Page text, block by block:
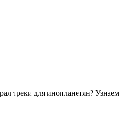
треки для инопланетян? Узнаем